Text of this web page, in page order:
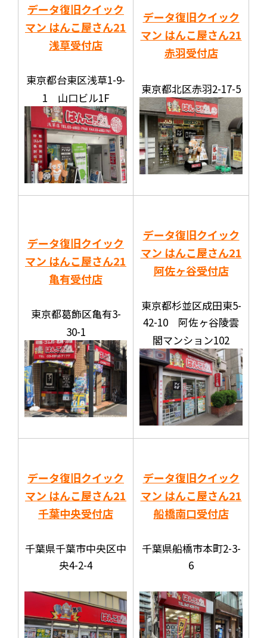
データ復旧クイック
マン はんこ屋さん21
浅草受付店
東京都台東区浅草1-9-
1 山口ビル1F
データ復旧クイック
マン はんこ屋さん21
赤羽受付店
東京都北区赤羽2-17-5
データ復旧クイック
マン はんこ屋さん21
亀有受付店
東京都葛飾区亀有3-
30-1
データ復旧クイック
マン はんこ屋さん21
阿佐ヶ谷受付店
東京都杉並区成田東5-
42-10 阿佐ヶ谷陵雲
閣マンション102
データ復旧クイック
マン はんこ屋さん21
千葉中央受付店
千葉県千葉市中央区中
央4-2-4
データ復旧クイック
マン はんこ屋さん21
船橋南口受付店
千葉県船橋市本町2-3-
6